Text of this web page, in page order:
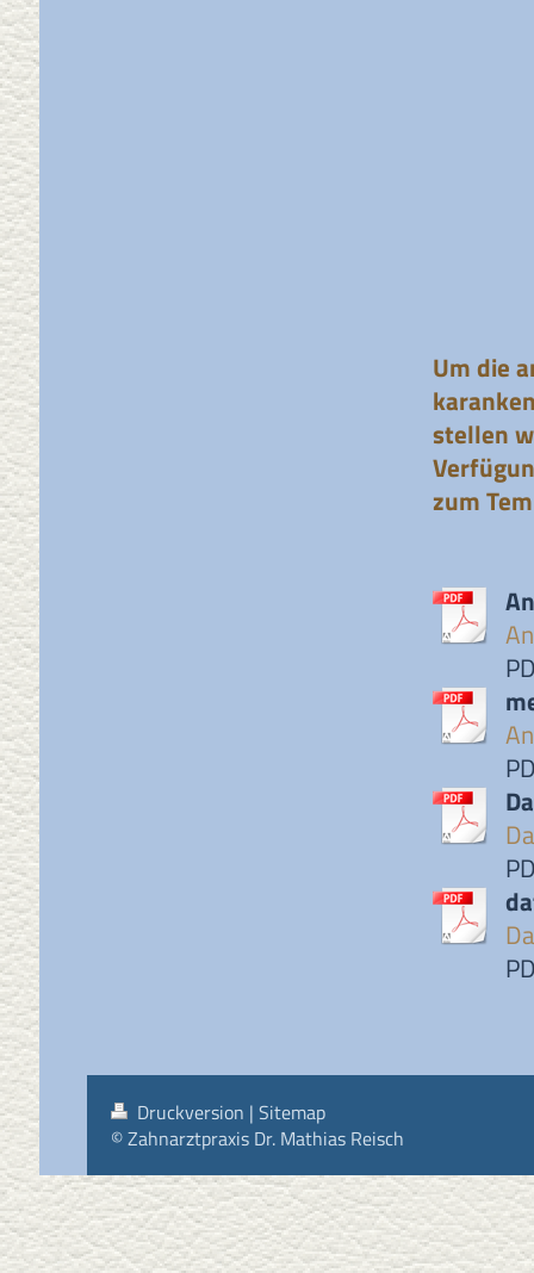
Um die
stellen
zum
Druckversion | Sitemap
© Zahnarztpraxis Dr. Mathias Reisch